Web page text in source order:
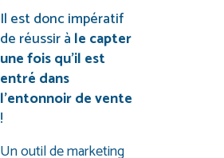
Il est donc impératif
de réussir à le capter
une fois qu’il est
entré dans
l’entonnoir de vente
!
Un outil de marketing